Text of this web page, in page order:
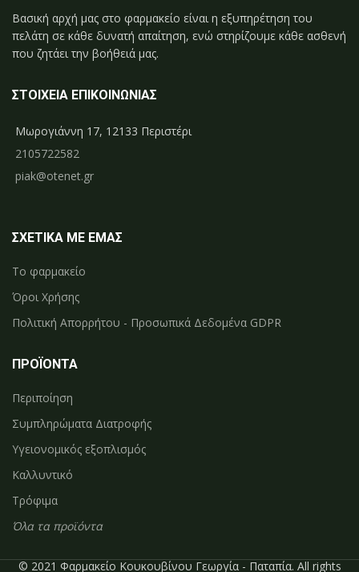
Βασική αρχή μας στο φαρμακείο είναι η εξυπηρέτηση του
πελάτη σε κάθε δυνατή απαίτηση, ενώ στηρίζουμε κάθε ασθενή
που ζητάει την βοήθειά μας.
ΣΤΟΙΧΕΙΑ ΕΠΙΚΟΙΝΩΝΙΑΣ
Μωρογιάννη 17, 12133 Περιστέρι
2105722582
piak@otenet.gr
ΣΧΕΤΙΚΑ ΜΕ ΕΜΑΣ
Το φαρμακείο
Όροι Χρήσης
Πολιτική Απορρήτου - Προσωπικά Δεδομένα GDPR
ΠΡΟΪΟΝΤΑ
Περιποίηση
Συμπληρώματα Διατροφής
Υγειονομικός εξοπλισμός
Καλλυντικό
Τρόφιμα
Όλα τα προϊόντα
© 2021 Φαρμακείο Κουκουβίνου Γεωργία - Παταπία. All rights